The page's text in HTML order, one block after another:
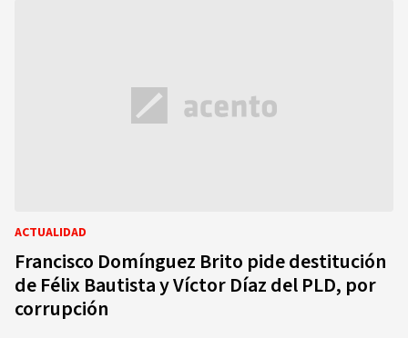
ACTUALIDAD
Francisco Domínguez Brito pide destitución
de Félix Bautista y Víctor Díaz del PLD, por
corrupción